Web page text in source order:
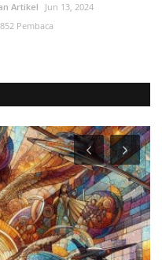
Artikel
Jun 13, 2024
Pembaca